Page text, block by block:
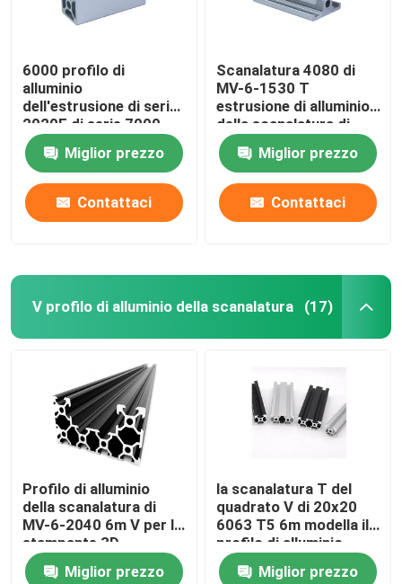
6000 profilo di
alluminio
dell'estrusione di serie
2020E di serie 7000
Miglior prezzo
Contattaci
Scanalatura 4080 di
MV-6-1530 T
estrusione di alluminio
della scanalatura di
6063 T
Miglior prezzo
Contattaci
V profilo di alluminio della scanalatura (17)
Profilo di alluminio
della scanalatura di
MV-6-2040 6m V per la
stampante 3D
Miglior prezzo
la scanalatura T del
quadrato V di 20x20
6063 T5 6m modella il
profilo di alluminio
Miglior prezzo